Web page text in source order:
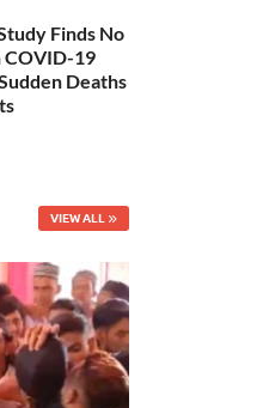
Finds No
COVID-19
Deaths
VIEW ALL